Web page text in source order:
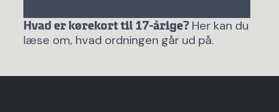
Hvad er kørekort til 17-årige? Her kan du
læse om, hvad ordningen går ud på.